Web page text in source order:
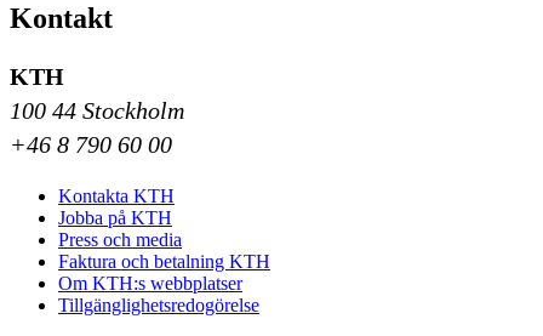
Kontakt
KTH
100 44 Stockholm
+46 8 790 60 00
Kontakta KTH
Jobba på KTH
Press och media
Faktura och betalning KTH
Om KTH:s webbplatser
Tillgänglighetsredogörelse